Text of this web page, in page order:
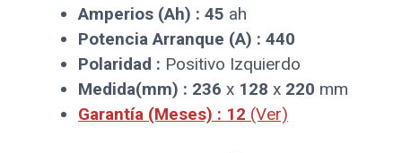
Amperios (Ah) : 45 ah
Potencia Arranque (A) : 440
Polaridad : Positivo Izquierdo
Medida(mm) : 236 x 128 x 220 mm
Garantía (Meses) : 12 (Ver)